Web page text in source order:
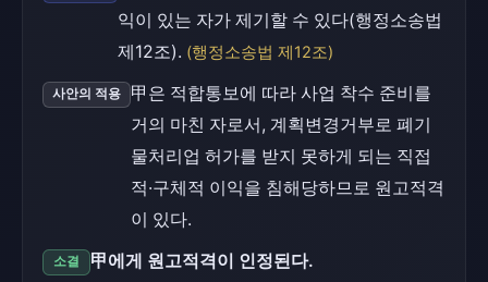
익이 있는 자가 제기할 수 있다(행정소송법
제12조). (행정소송법 제12조)
사안의 적용
甲은 적합통보에 따라 사업 착수 준비를
거의 마친 자로서, 계획변경거부로 폐기
물처리업 허가를 받지 못하게 되는 직접
적·구체적 이익을 침해당하므로 원고적격
이 있다.
소결 甲에게 원고적격이 인정된다.